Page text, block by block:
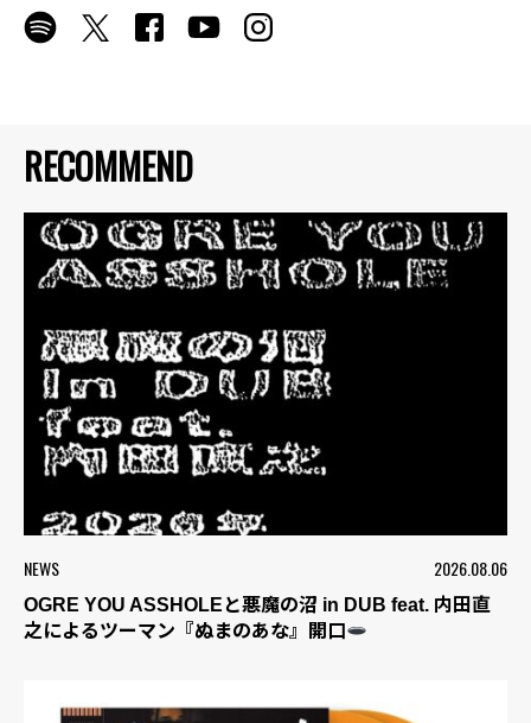
RECOMMEND
NEWS 2026.08.06
OGRE YOU ASSHOLEと悪魔の沼 in DUB feat. 内田直
之によるツーマン『ぬまのあな』開口